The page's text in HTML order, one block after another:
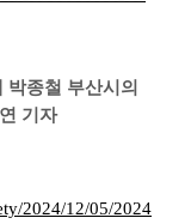
박종철 부산시의
기자
2024/12/05/2024